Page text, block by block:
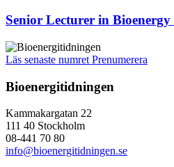
Senior Lecturer in Bioenergy
Läs senaste numret Prenumerera
Bioenergitidningen
Kammakargatan 22
111 40 Stockholm
08-441 70 80
info@bioenergitidningen.se